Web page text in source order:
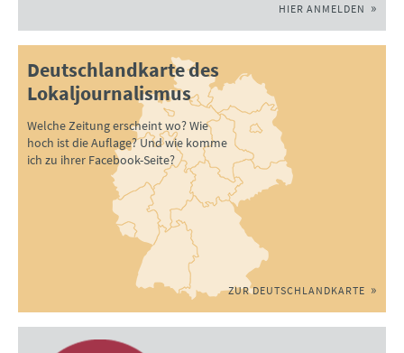
HIER ANMELDEN
Deutschlandkarte des
Lokaljournalismus
Welche Zeitung erscheint wo? Wie
hoch ist die Auflage? Und wie komme
ich zu ihrer Facebook-Seite?
ZUR DEUTSCHLANDKARTE